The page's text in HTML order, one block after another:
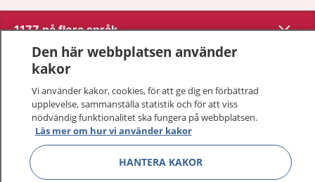
1177 på flera språk Visa
Om 1177
Kontakt
Behandling av personuppgifter
Den här webbplatsen använder
kakor
Vi använder kakor, cookies, för att ge dig en förbättrad
upplevelse, sammanställa statistik och för att viss
nödvändig funktionalitet ska fungera på webbplatsen.
Läs mer om hur vi använder kakor
HANTERA KAKOR